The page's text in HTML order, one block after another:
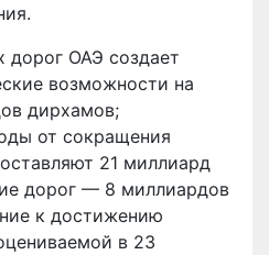
ОАЭ создает
возможности на
дирхамов;
от сокращения
21 миллиард
дорог — 8 миллиардов
к достижению
в 23